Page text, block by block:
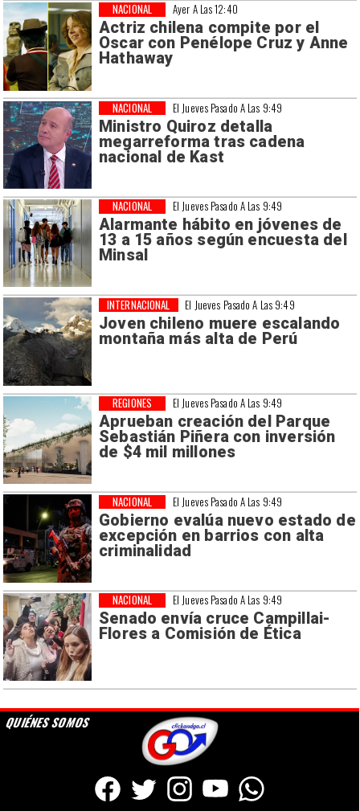
Ayer A Las 12:40
Actriz chilena compite por el
Oscar con Penélope Cruz y Anne
Hathaway
NACIONAL
El Jueves Pasado A Las 9:49
Ministro Quiroz detalla
megarreforma tras cadena
nacional de Kast
NACIONAL
El Jueves Pasado A Las 9:49
Alarmante hábito en jóvenes de
13 a 15 años según encuesta del
Minsal
NACIONAL
El Jueves Pasado A Las 9:49
Joven chileno muere escalando
montaña más alta de Perú
INTERNACIONAL
El Jueves Pasado A Las 9:49
Aprueban creación del Parque
Sebastián Piñera con inversión
de $4 mil millones
REGIONES
El Jueves Pasado A Las 9:49
Gobierno evalúa nuevo estado de
excepción en barrios con alta
criminalidad
NACIONAL
El Jueves Pasado A Las 9:49
Senado envía cruce Campillai-
Flores a Comisión de Ética
NACIONAL
QUIÉNES SOMOS